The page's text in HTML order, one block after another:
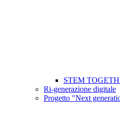
STEM
Ri-generazione digitale
Progetto "Next